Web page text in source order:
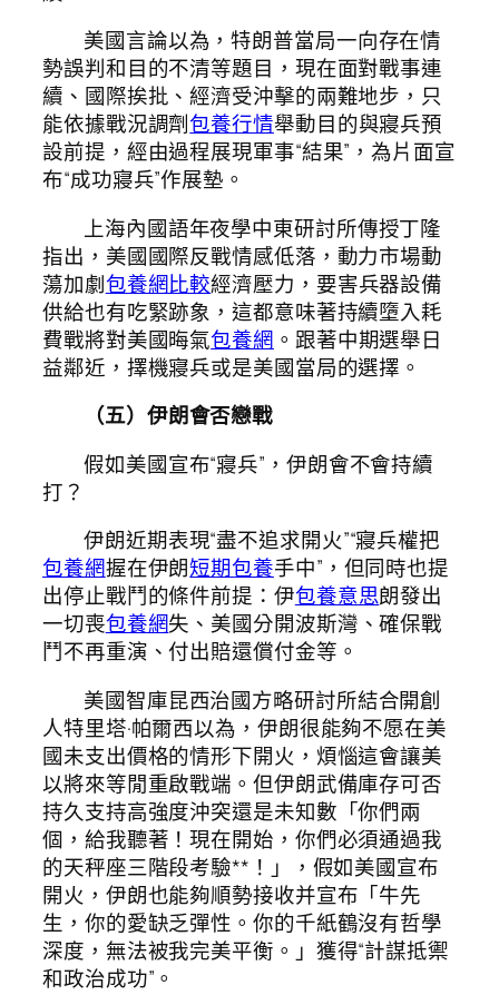
美國言論以為，特朗普當局一向存在情
勢誤判和目的不清等題目，現在面對戰事連
續、國際挨批、經濟受沖擊的兩難地步，只
能依據戰況調劑包養行情舉動目的與寢兵預
設前提，經由過程展現軍事“結果”，為片面宣
布“成功寢兵”作展墊。
上海內國語年夜學中東研討所傳授丁隆
指出，美國國際反戰情感低落，動力市場動
蕩加劇包養網比較經濟壓力，要害兵器設備
供給也有吃緊跡象，這都意味著持續墮入耗
費戰將對美國晦氣包養網 。跟著中期選舉日
益鄰近，擇機寢兵或是美國當局的選擇。
（五）伊朗會否戀戰
假如美國宣布“寢兵”，伊朗會不會持續
打？
伊朗近期表現“盡不追求開火”“寢兵權把
包養網握在伊朗短期包養手中”，但同時也提
出停止戰鬥的條件前提：伊包養意思朗發出
一切喪包養網失、美國分開波斯灣、確保戰
鬥不再重演、付出賠還償付金等。
美國智庫昆西治國方略研討所結合開創
人特里塔·帕爾西以為，伊朗很能夠不愿在美
國未支出價格的情形下開火，煩惱這會讓美
以將來等閒重啟戰端。但伊朗武備庫存可否
持久支持高強度沖突還是未知數「你們兩
個，給我聽著！現在開始，你們必須通過我
的天秤座三階段考驗**！」，假如美國宣布
開火，伊朗也能夠順勢接收并宣布「牛先
生，你的愛缺乏彈性。你的千紙鶴沒有哲學
深度，無法被我完美平衡。」獲得“計謀抵禦
和政治成功”。